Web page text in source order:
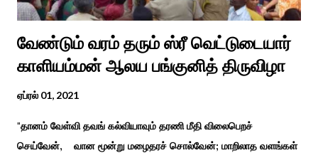
வேண்டும் வரம் தரும் ஸ்ரீ வெட்டுடையார்
காளியம்மன் ஆலய பங்குனித் திருவிழா
ஏப்ரல் 01, 2021
"தானம் வேள்வி தவங் கல்வியாவும் தரணி மீதி விலைபெறச்
செய்வேன், வான மூன்று மழைதரச் சொல்வேன்; மாறிலாத வளங்கள்